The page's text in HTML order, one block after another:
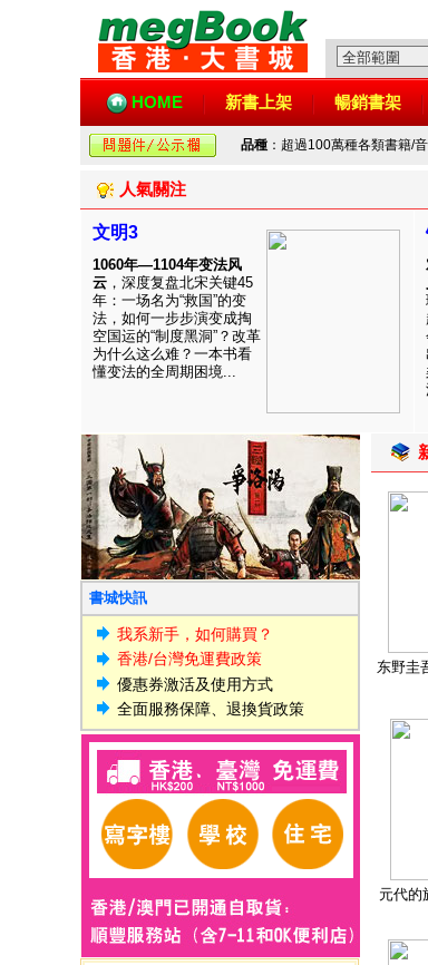
HOME 新書上架 暢銷書架
品種 ：超過100萬種各類書籍/
人氣關注
文明3
1060年—1104年变法风
云 ，深度复盘北宋关键45
年：一场名为“救国”的变
法，如何一步步演变成掏
空国运的“制度黑洞”？改革
为什么这么难？一本书看
懂变法的全周期困境...
書城快訊
我系新手，如何購買？
香港/台灣免運費政策
優惠券激活及使用方式
全面服務保障、退換貨政策
东野圭
元代的